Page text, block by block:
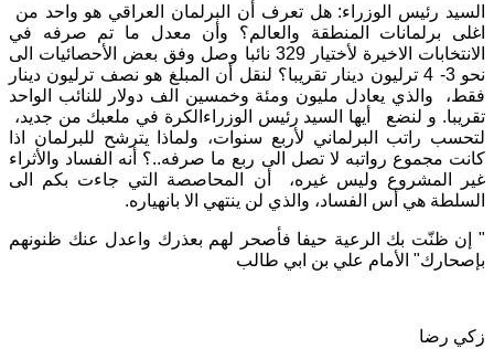
السيد رئيس الوزراء: هل تعرف أن البرلمان العراقي هو واحد من
اغلى برلمانات المنطقة والعالم؟ وأن معدل ما تم صرفه في
الانتخابات الاخيرة لأختيار 329 نائبا وصل وفق بعض الأحصائيات الى
نحو 3- 4 ترليون دينار تقريبا؟ لنقل أن المبلغ هو نصف ترليون دينار
فقط،
والذي يعادل مليون ومئة وخمسين الف دولار للنائب الواحد
تقريبا. و لنضع
أيها السيد رئيس الوزراءالكرة في ملعبك من جديد،
لتحسب راتب البرلماني لأربع سنوات، ولماذا يترشح للبرلمان اذا
كانت مجموع رواتبه لا تصل الى ربع ما صرفه..؟ أنه الفساد والأثراء
غير المشروع وليس غيره،
أن المحاصصة التي جاءت بكم الى
السلطة هي أس الفساد، والذي لن ينتهي الا بانهياره.
" إن ظنّت بك الرعية حيفا فأصحر لهم بعذرك واعدل عنك ظنونهم
بإصحارك" الأمام علي بن ابي طالب
زكي رضا